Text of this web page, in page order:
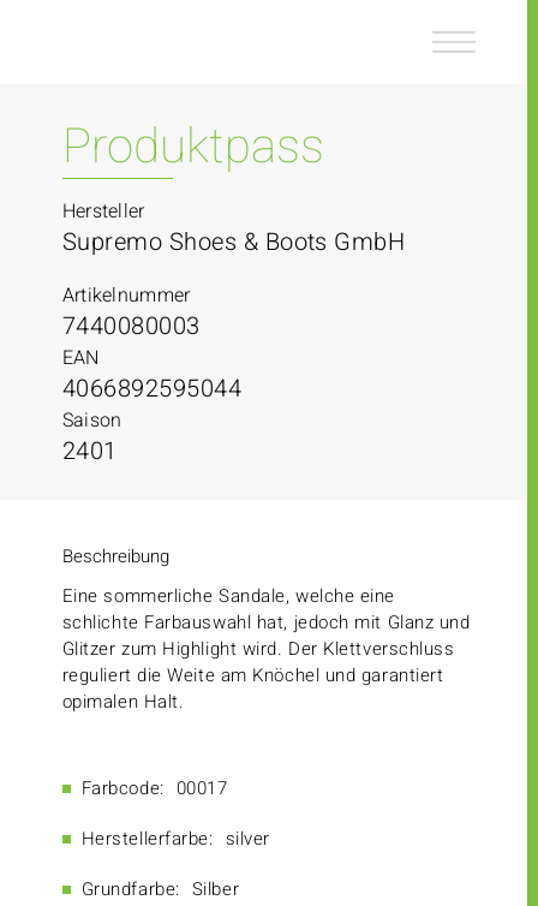
Produktpass
Hersteller
Supremo Shoes & Boots GmbH
Artikelnummer
7440080003
EAN
4066892595044
Saison
2401
Beschreibung
Eine sommerliche Sandale, welche eine
schlichte Farbauswahl hat, jedoch mit Glanz und
Glitzer zum Highlight wird. Der Klettverschluss
reguliert die Weite am Knöchel und garantiert
opimalen Halt.
Farbcode: 00017
Herstellerfarbe: silver
Grundfarbe: Silber